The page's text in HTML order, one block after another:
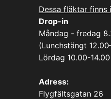
Dessa fläktar finns
Drop-in
Måndag - fredag
(Lunchstängt
Lördag 10.00-14.00
Adress:
Flygfältsgatan 26